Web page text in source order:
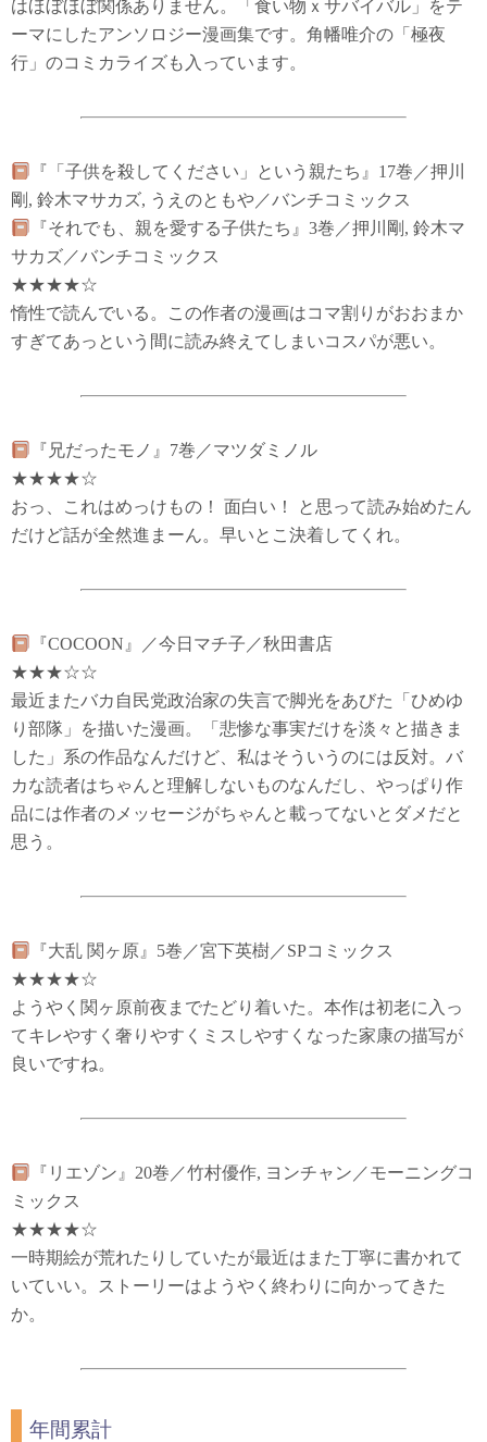
はほぼほぼ関係ありません。「食い物ｘサバイバル」をテ
ーマにしたアンソロジー漫画集です。角幡唯介の「極夜
行」のコミカライズも入っています。
『「子供を殺してください」という親たち』17巻／押川
剛, 鈴木マサカズ, うえのともや／バンチコミックス
『それでも、親を愛する子供たち』3巻／押川剛, 鈴木マ
サカズ／バンチコミックス
★★★★☆
惰性で読んでいる。この作者の漫画はコマ割りがおおまか
すぎてあっという間に読み終えてしまいコスパが悪い。
『兄だったモノ』7巻／マツダミノル
★★★★☆
おっ、これはめっけもの！ 面白い！ と思って読み始めたん
だけど話が全然進まーん。早いとこ決着してくれ。
『COCOON』／今日マチ子／秋田書店
★★★☆☆
最近またバカ自民党政治家の失言で脚光をあびた「ひめゆ
り部隊」を描いた漫画。「悲惨な事実だけを淡々と描きま
した」系の作品なんだけど、私はそういうのには反対。バ
カな読者はちゃんと理解しないものなんだし、やっぱり作
品には作者のメッセージがちゃんと載ってないとダメだと
思う。
『大乱 関ヶ原』5巻／宮下英樹／SPコミックス
★★★★☆
ようやく関ヶ原前夜までたどり着いた。本作は初老に入っ
てキレやすく奢りやすくミスしやすくなった家康の描写が
良いですね。
『リエゾン』20巻／竹村優作, ヨンチャン／モーニングコ
ミックス
★★★★☆
一時期絵が荒れたりしていたが最近はまた丁寧に書かれて
いていい。ストーリーはようやく終わりに向かってきた
か。
年間累計